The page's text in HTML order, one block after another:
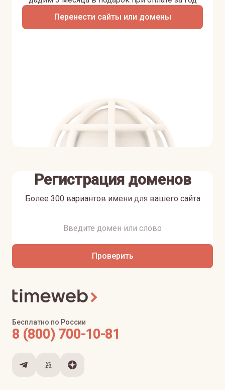
Перенести сайты или домены
Регистрация доменов
Более 300 вариантов имени для вашего сайта
Проверить
Бесплатно по России
8 (800) 700-10-81